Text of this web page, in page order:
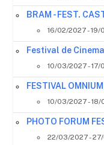
BRAM - FEST.
16/02/2027 - 19/
Festival de
10/03/2027 -
FESTIVAL
10/03/2027 -
PHOTO FORUM
22/03/2027 -